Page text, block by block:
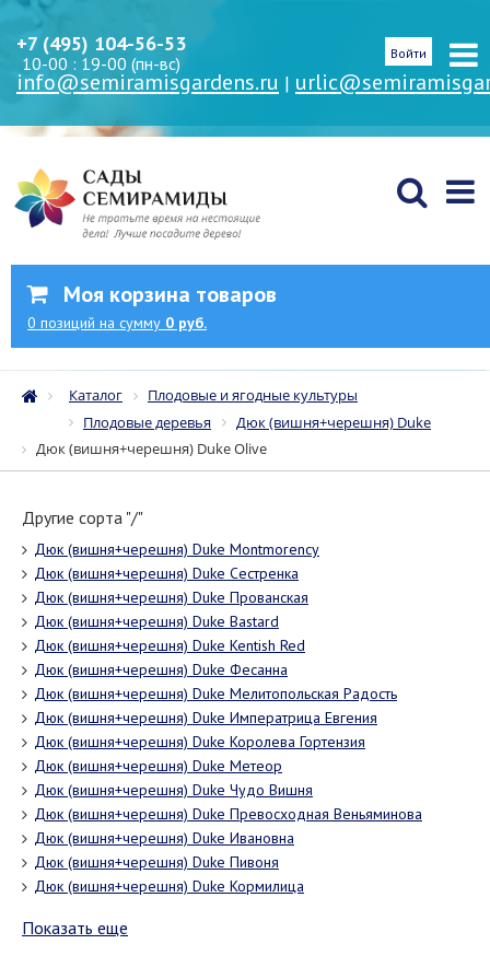
+7 (495) 104-56-53
10-00 : 19-00 (пн-вс)
info@semiramisgardens.ru |
Войти
Моя корзина товаров
0 позиций на сумму 0 руб.
Каталог
Плодовые и ягодные культуры
Плодовые деревья
Дюк (вишня+черешня) Duke
Дюк (вишня+черешня) Duke Olive
Другие сорта "/"
Дюк (вишня+черешня) Duke Montmorency
Дюк (вишня+черешня) Duke Сестренка
Дюк (вишня+черешня) Duke Прованская
Дюк (вишня+черешня) Duke Bastard
Дюк (вишня+черешня) Duke Kentish Red
Дюк (вишня+черешня) Duke Фесанна
Дюк (вишня+черешня) Duke Мелитопольская Радость
Дюк (вишня+черешня) Duke Императрица Евгения
Дюк (вишня+черешня) Duke Королева Гортензия
Дюк (вишня+черешня) Duke Метеор
Дюк (вишня+черешня) Duke Чудо Вишня
Дюк (вишня+черешня) Duke Превосходная Веньяминова
Дюк (вишня+черешня) Duke Ивановна
Дюк (вишня+черешня) Duke Пивоня
Дюк (вишня+черешня) Duke Кормилица
Показать еще